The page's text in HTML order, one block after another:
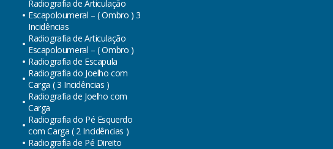
Radiografia de Articulação
Escapoloumeral – ( Ombro ) 3
Incidências
Radiografia de Articulação
Escapoloumeral – ( Ombro )
Radiografia de Escapula
Radiografia do Joelho com
Carga ( 3 Incidências )
Radiografia de Joelho com
Carga
Radiografia do Pé Esquerdo
com Carga ( 2 Incidências )
Radiografia de Pé Direito